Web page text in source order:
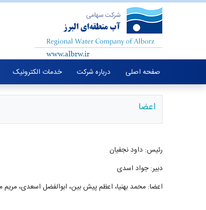
صفحه اصلی درباره شرکت خدمات الکترونیک
اعضا
رئیس: داود نجفیان
دبیر: جواد اسدی
اعضا: محمد بهنیا، اعظم پیش بین، ابوالفضل اسعدی، مریم